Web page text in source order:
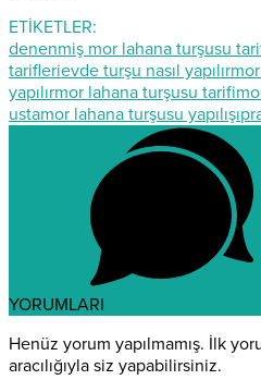
ETİKETLER:
denenmiş mor lahana turşusu
tariflerievde turşu nasıl yapılır
yapılırmor lahana turşusu tarifi
ustamor lahana turşusu yapılışı
YORUMLARI
Henüz yorum yapılmamış. İlk
aracılığıyla siz yapabilirsiniz.